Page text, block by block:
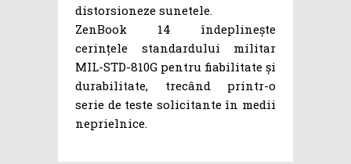
distorsioneze sunetele.
ZenBook 14 îndeplinește
cerințele standardului militar
MIL-STD-810G pentru fiabilitate și
durabilitate, trecând printr-o
serie de teste solicitante în medii
neprielnice.